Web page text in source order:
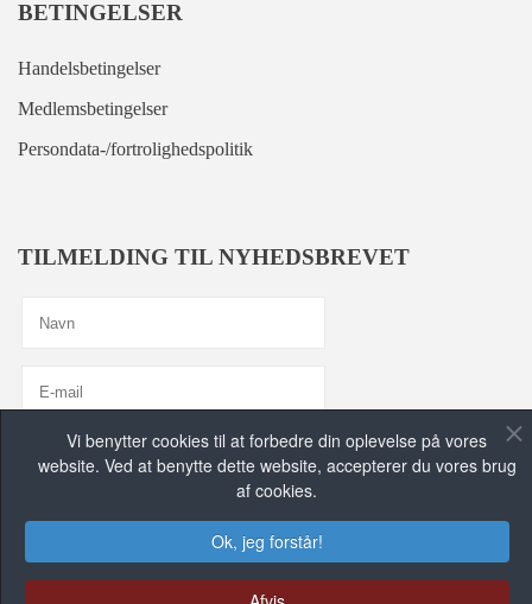
Vi benytter cookies til at forbedre din oplevelse på vores
website. Ved at benytte dette website, accepterer du vores brug
af cookies.
Ok, jeg forstår!
BETINGELSER
Handelsbetingelser
Medlemsbetingelser
Persondata-/fortrolighedspolitik
TILMELDING TIL NYHEDSBREVET
Jeg er enig medPrivatlivspolitik
FIND OS PÅ DE SOCIALE MEDIER